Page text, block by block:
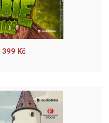
399 Kč